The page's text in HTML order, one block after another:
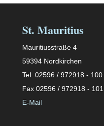
St. Mauritius
Mauritiusstraße 4
59394 Nordkirchen
Tel. 02596 / 972918 - 100
Fax 02596 / 972918 - 101
E-Mail